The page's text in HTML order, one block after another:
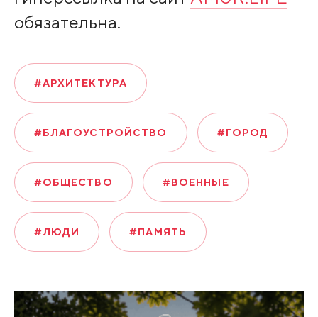
обязательна.
#АРХИТЕКТУРА
#БЛАГОУСТРОЙСТВО #ГОРОД
#ОБЩЕСТВО #ВОЕННЫЕ
#ЛЮДИ #ПАМЯТЬ